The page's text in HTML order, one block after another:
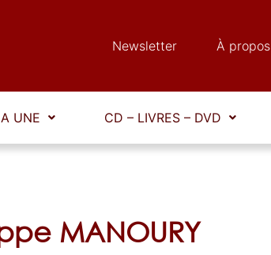
Newsletter À propos
UNE CD – LIVRES – DVD
MANOURY